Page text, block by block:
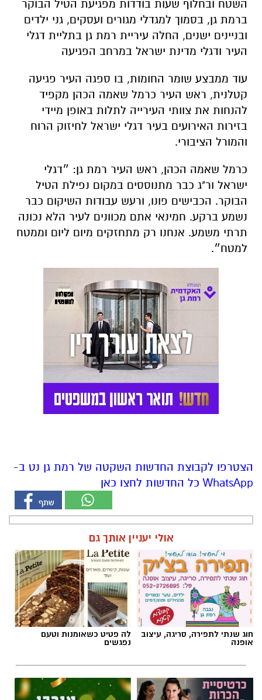
עוד ממבצע שומר החומות, בו ספגה העיר פגיעה
קטלנית, ראש העיר כרמל שאמה הכהן מקפיד
להנחות את צוותי העירייה לתלות באופן מיידי
והמורל הציבורי.
כרמל שאמה הכהן, ראש העיר רמת גן: ״דגלי
ישראל ור"ג כבר מתנוססים במקום נפילת הטיל
הבוקר. הכבישים פונו, ורעש עבודות השיקום כבר
תרתי משמע. אנחנו רק מתחזקים מיום ליום וממטח
למטח״.
הצטרפו לקבוצת החדשות השקטה של רמת גן נט ב-
אולי יעניין אותך גם
חוג שנתי לתפירה, סריגה, עיצוב
אופנה
לה פטיט כשאומנות וטעם
נפגשים